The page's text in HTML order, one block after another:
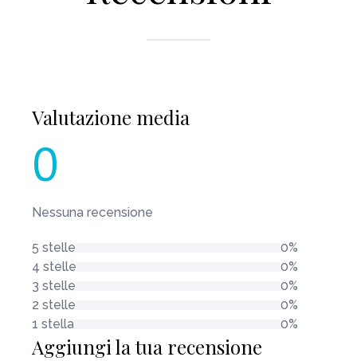
Valutazione media
0
Nessuna recensione
5 stelle
0%
4 stelle
0%
3 stelle
0%
2 stelle
0%
1 stella
0%
Aggiungi la tua recensione